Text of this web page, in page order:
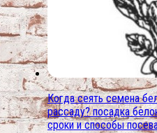
Когда сеять семена
рассаду? посадка
сроки и способы